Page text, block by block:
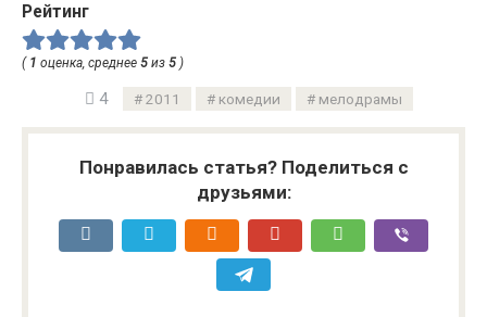
Рейтинг
( 1 оценка, среднее 5 из 5 )
4 2011 комедии мелодрамы
Понравилась статья? Поделиться с
друзьями: